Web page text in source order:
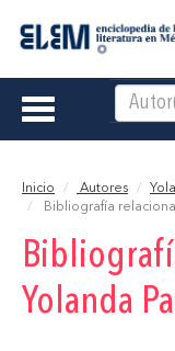
Toggle
Inicio Autores
Bibliografía
Yolanda